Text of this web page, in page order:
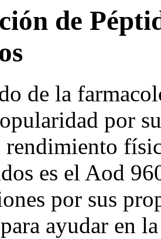
de
de la
por
es el Aod
por sus
ayudar en